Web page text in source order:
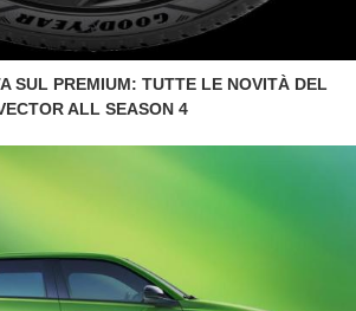
SUL PREMIUM: TUTTE LE NOVITÀ DEL
ALL SEASON 4